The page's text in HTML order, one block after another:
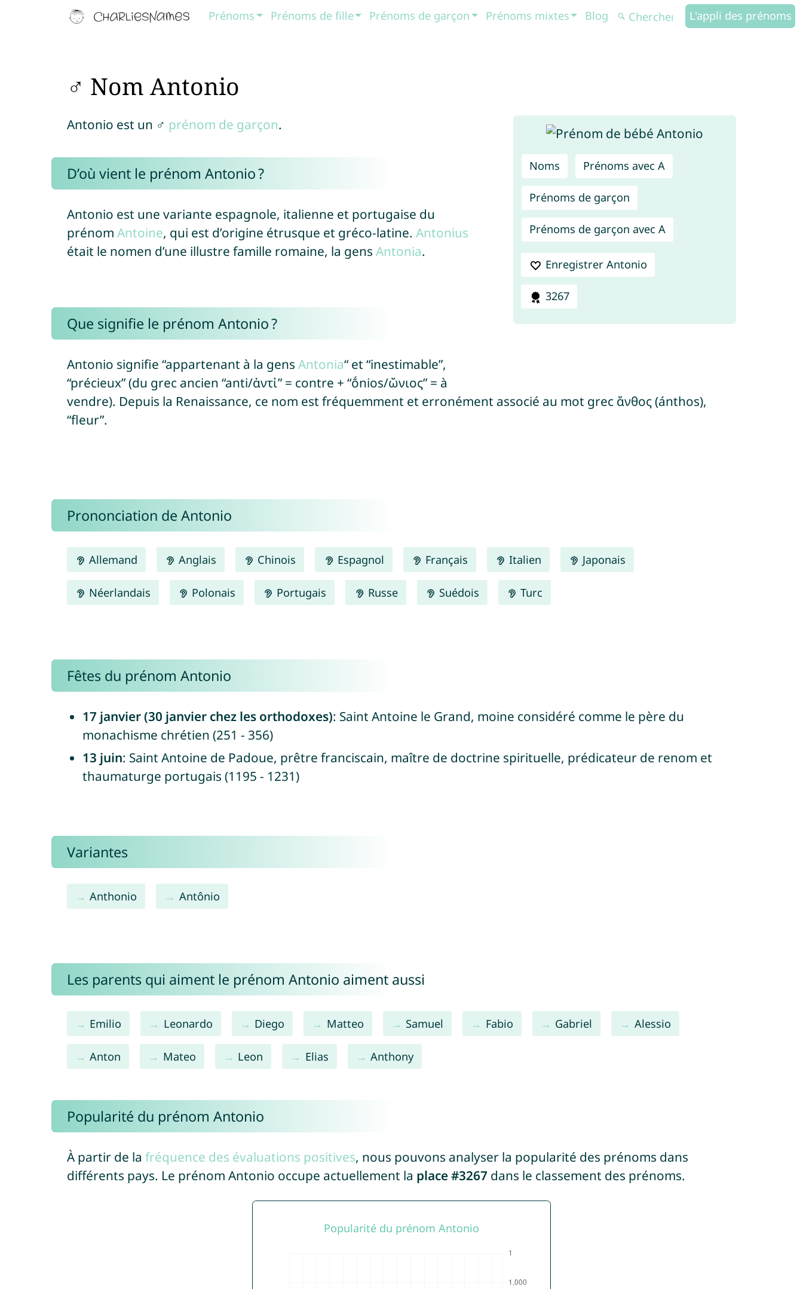
Prénoms Prénoms de fille Prénoms de garçon Prénoms mixtes Blog L'appli des prénoms
♂ Nom Antonio
Noms Prénoms avec A
Prénoms de garçon
Prénoms de garçon avec A
Enregistrer Antonio
3267
Antonio est un ♂ prénom de garçon.
D’où vient le prénom Antonio ?
Antonio est une variante espagnole, italienne et portugaise du
prénom Antoine, qui est d’origine étrusque et gréco-latine. Antonius
était le nomen d’une illustre famille romaine, la gens Antonia.
Que signifie le prénom Antonio ?
Antonio signifie “appartenant à la gens Antonia“ et “inestimable”,
“précieux” (du grec ancien “anti/ἀντἰ” = contre + “ṓnios/ὤνιος” = à
vendre). Depuis la Renaissance, ce nom est fréquemment et erronément associé au mot grec ἄνθος (ánthos),
“fleur”.
Prononciation de Antonio
Allemand Anglais Chinois Espagnol Français Italien Japonais
Néerlandais Polonais Portugais Russe Suédois Turc
Fêtes du prénom Antonio
17 janvier (30 janvier chez les orthodoxes): Saint Antoine le Grand, moine considéré comme le père du
monachisme chrétien (251 - 356)
13 juin: Saint Antoine de Padoue, prêtre franciscain, maître de doctrine spirituelle, prédicateur de renom et
thaumaturge portugais (1195 - 1231)
Variantes
Anthonio Antônio
Les parents qui aiment le prénom Antonio aiment aussi
Emilio Leonardo Diego Matteo Samuel Fabio Gabriel Alessio
Anton Mateo Leon Elias Anthony
Popularité du prénom Antonio
À partir de la fréquence des évaluations positives, nous pouvons analyser la popularité des prénoms dans
différents pays. Le prénom Antonio occupe actuellement la place #3267 dans le classement des prénoms.